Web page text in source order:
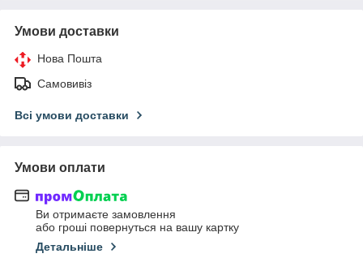
Умови доставки
Нова Пошта
Самовивіз
Всі умови доставки
Умови оплати
Ви отримаєте замовлення
або гроші повернуться на вашу картку
Детальніше